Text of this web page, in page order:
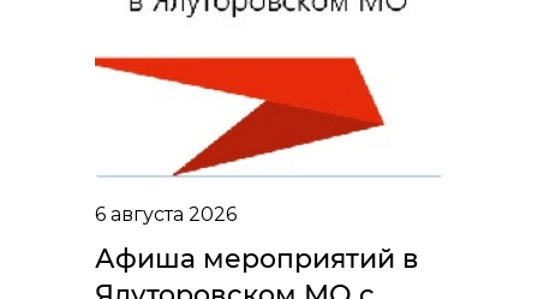
6 августа 2026
Афиша мероприятий в